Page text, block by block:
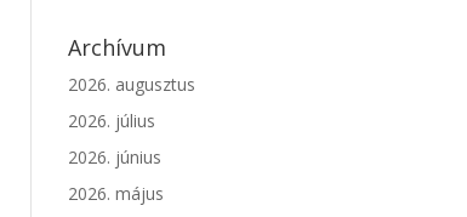
Archívum
2026. augusztus
2026. július
2026. június
2026. május